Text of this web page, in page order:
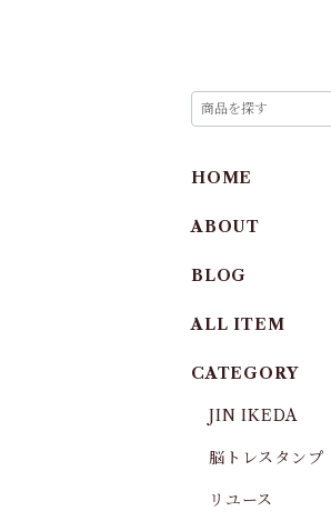
HOME
ABOUT
BLOG
ALL ITEM
CATEGORY
JIN IKEDA
脳トレスタンプ
リユース